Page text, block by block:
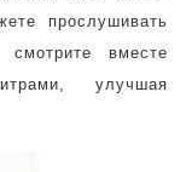
прослушивать
вместе
улучшая